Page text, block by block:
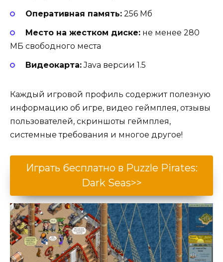
Оперативная память:256 Мб
Место на жестком диске:не менее 280
МБ свободного места
Видеокарта:Java версии 1.5
Каждый игровой профиль содержит полезную
информацию об игре, видео геймплея, отзывы
пользователей, скриншоты геймплея,
системные требования и многое другое!
Играть бесплатно в Puzzle Pirates:
Dark Seas>>